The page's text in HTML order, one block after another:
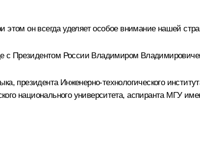
он всегда уделяет особое внимание нашей
с Президентом России Владимиром
президента Инженерно-технологического
национального университета, аспиранта МГУ